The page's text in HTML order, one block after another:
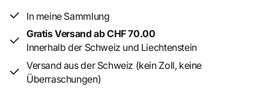
In meine Sammlung
Gratis Versand ab CHF 70.00
Innerhalb der Schweiz und Liechtenstein
Versand aus der Schweiz (kein Zoll, keine
Überraschungen)